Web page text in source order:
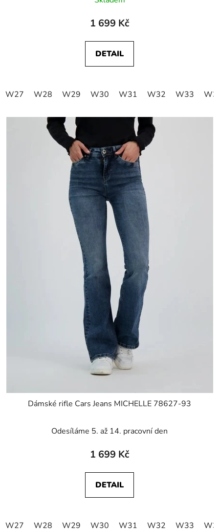
1 699 Kč
DETAIL
W27 W28 W29 W30 W31 W32 W33
Dámské rifle Cars Jeans MICHELLE 78627-93
Odesíláme 5. až 14. pracovní den
1 699 Kč
DETAIL
W27 W28 W29 W30 W31 W32 W33